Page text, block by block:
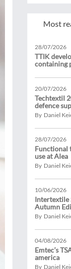
Most
28/07/2026
TTIK
containing
20/07/2026
Techtextil
defence
By Daniel
28/07/2026
Functional
use at Alea
By Daniel
10/06/2026
Intertextile
Autumn
By Daniel
04/08/2026
Emtec’s
america
By Daniel